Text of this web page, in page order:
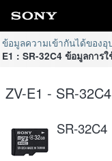
ข้อมูลความเข้ากันได้ของอุ
E1 : SR-32C4 ข้อมูลการ
ZV-E1 - SR-
SR-32C4